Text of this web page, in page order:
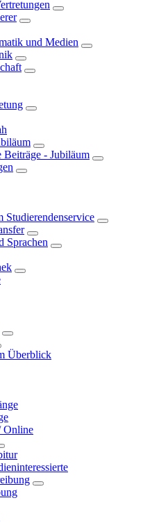
und Medien
- Jubiläum
Studierendenservice
Sprachen
Überblick
Online